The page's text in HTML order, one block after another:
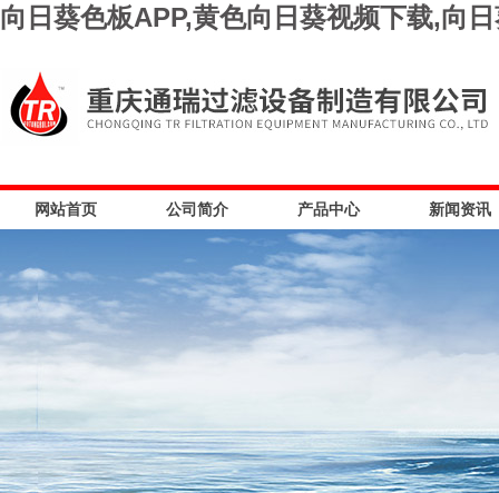
向日葵色板APP,黄色向日葵视频下载,向
网站首页 公司简介 产品中心 新闻资讯